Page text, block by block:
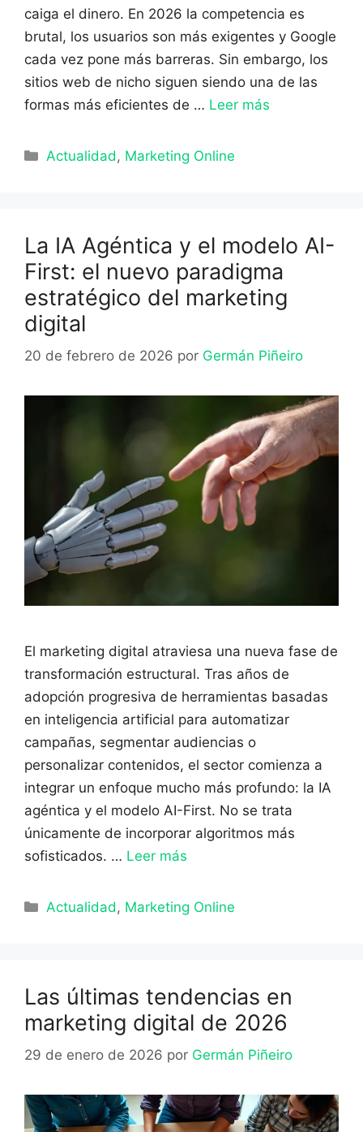
caiga el dinero. En 2026 la competencia es
brutal, los usuarios son más exigentes y Google
cada vez pone más barreras. Sin embargo, los
sitios web de nicho siguen siendo una de las
formas más eficientes de … Leer más
Categorías
Actualidad , Marketing Online
La IA Agéntica y el modelo AI-
First: el nuevo paradigma
estratégico del marketing
digital
20 de febrero de 2026 por Germán Piñeiro
El marketing digital atraviesa una nueva fase de
transformación estructural. Tras años de
adopción progresiva de herramientas basadas
en inteligencia artificial para automatizar
campañas, segmentar audiencias o
personalizar contenidos, el sector comienza a
integrar un enfoque mucho más profundo: la IA
agéntica y el modelo AI-First. No se trata
únicamente de incorporar algoritmos más
sofisticados. … Leer más
Categorías
Actualidad , Marketing Online
Las últimas tendencias en
marketing digital de 2026
29 de enero de 2026 por Germán Piñeiro